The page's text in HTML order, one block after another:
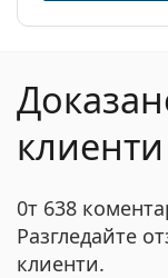
клиенти
0т 638
Разгледайте
клиенти.